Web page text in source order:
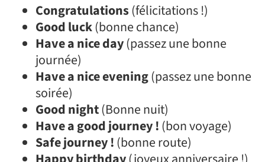
Congratulations(félicitations !)
Good luck(bonne chance)
Have a nice day(passez une bonne
journée)
Have a nice evening(passez une bonne
soirée)
Good night(Bonne nuit)
Have a good journey !(bon voyage)
Safe journey !(bonne route)